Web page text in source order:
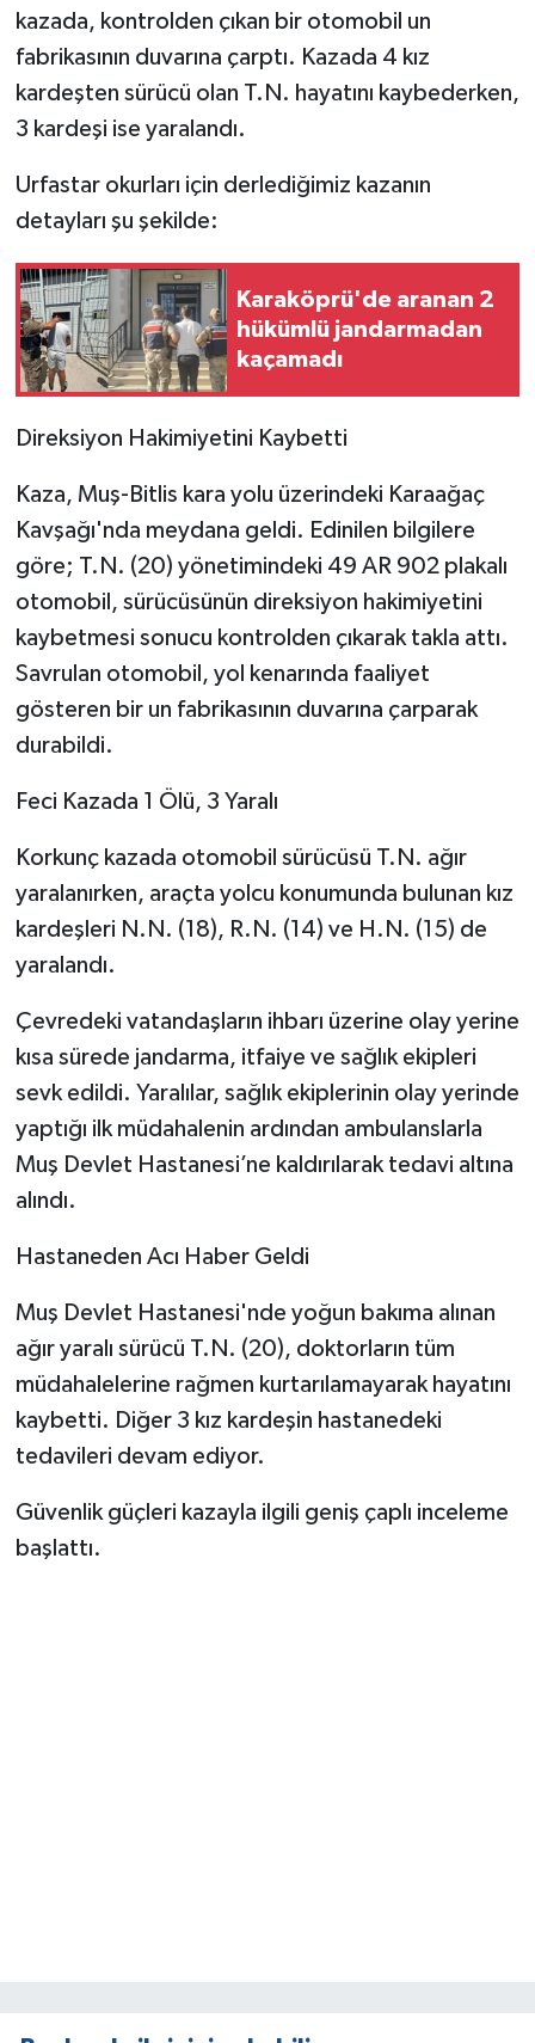
kazada, kontrolden çıkan bir otomobil un
fabrikasının duvarına çarptı. Kazada 4 kız
kardeşten sürücü olan T.N. hayatını kaybederken,
3 kardeşi ise yaralandı.
Urfastar okurları için derlediğimiz kazanın
detayları şu şekilde:
Karaköprü'de aranan 2
hükümlü jandarmadan
kaçamadı
Direksiyon Hakimiyetini Kaybetti
Kaza, Muş-Bitlis kara yolu üzerindeki Karaağaç
Kavşağı'nda meydana geldi. Edinilen bilgilere
göre; T.N. (20) yönetimindeki 49 AR 902 plakalı
otomobil, sürücüsünün direksiyon hakimiyetini
kaybetmesi sonucu kontrolden çıkarak takla attı.
Savrulan otomobil, yol kenarında faaliyet
gösteren bir un fabrikasının duvarına çarparak
durabildi.
Feci Kazada 1 Ölü, 3 Yaralı
Korkunç kazada otomobil sürücüsü T.N. ağır
yaralanırken, araçta yolcu konumunda bulunan kız
kardeşleri N.N. (18), R.N. (14) ve H.N. (15) de
yaralandı.
Çevredeki vatandaşların ihbarı üzerine olay yerine
kısa sürede jandarma, itfaiye ve sağlık ekipleri
sevk edildi. Yaralılar, sağlık ekiplerinin olay yerinde
yaptığı ilk müdahalenin ardından ambulanslarla
Muş Devlet Hastanesi’ne kaldırılarak tedavi altına
alındı.
Hastaneden Acı Haber Geldi
Muş Devlet Hastanesi'nde yoğun bakıma alınan
ağır yaralı sürücü T.N. (20), doktorların tüm
müdahalelerine rağmen kurtarılamayarak hayatını
kaybetti. Diğer 3 kız kardeşin hastanedeki
tedavileri devam ediyor.
Güvenlik güçleri kazayla ilgili geniş çaplı inceleme
başlattı.